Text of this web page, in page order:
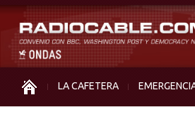
LA CAFETERA